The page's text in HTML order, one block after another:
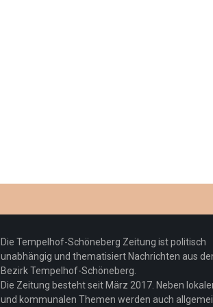
Die Tempelhof-Schöneberg Zeitung ist politisch
unabhängig und thematisiert Nachrichten aus
Bezirk Tempelhof-Schöneberg.
Die Zeitung besteht seit März 2017. Neben
und kommunalen Themen werden auch